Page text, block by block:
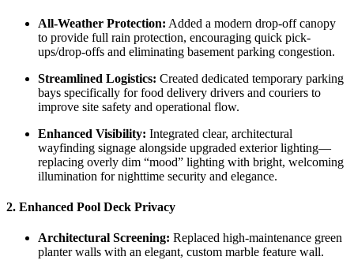
All-Weather Protection: Added a modern drop-off canopy
to provide full rain protection, encouraging quick pick-
ups/drop-offs and eliminating basement parking congestion.
Streamlined Logistics: Created dedicated temporary parking
bays specifically for food delivery drivers and couriers to
improve site safety and operational flow.
Enhanced Visibility: Integrated clear, architectural
wayfinding signage alongside upgraded exterior lighting—
replacing overly dim “mood” lighting with bright, welcoming
illumination for nighttime security and elegance.
2. Enhanced Pool Deck Privacy
Architectural Screening: Replaced high-maintenance green
planter walls with an elegant, custom marble feature wall.